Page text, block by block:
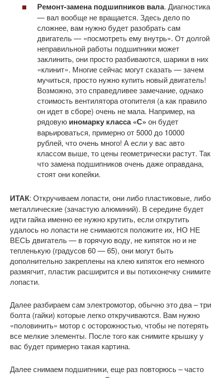
Ремонт-замена подшипников вала. Диагностика
— вал вообще не вращается. Здесь дело по
сложнее, вам нужно будет разобрать сам
двигатель — «посмотреть ему внутрь». От долгой
неправильной работы подшипники может
заклинить, они просто разбиваются, шарики в них
«клинит». Многие сейчас могут сказать — зачем
мучиться, просто нужно купить новый двигатель!
Возможно, это справедливее замечание, однако
стоимость вентилятора отопителя (а как правило
он идет в сборе) очень не мала. Например, на
рядовую иномарку класса «С» он будет
варьироваться, примерно от 5000 до 10000
рублей, что очень много! А если у вас авто
классом выше, то цены геометрически растут. Так
что замена подшипников очень даже оправдана,
стоят они копейки.
ИТАК: Откручиваем лопасти, они либо пластиковые, либо
металлические (зачастую алюминий). В середине будет
идти гайка именно ее нужно крутить, если открутить
удалось но лопасти не снимаются положите их, НО НЕ
ВЕСЬ двигатель — в горячую воду, не кипяток но и не
тепленькую (градусов 60 — 65), они могут быть
дополнительно закреплены на клею кипяток его немного
размягчит, пластик расширится и вы потихонечку снимите
лопасти.
Далее разбираем сам электромотор, обычно это два – три
болта (гайки) которые легко откручиваются. Вам нужно
«половинить» мотор с осторожностью, чтобы не потерять
все мелкие элементы. После того как снимите крышку у
вас будет примерно такая картина.
Далее снимаем подшипники, еще раз повторюсь – часто